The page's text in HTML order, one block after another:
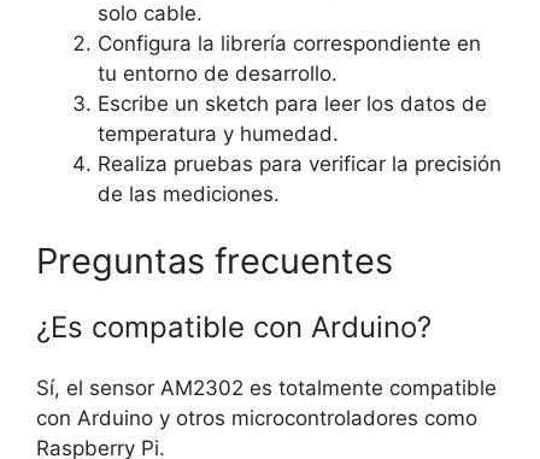
solo cable.
Configura la librería correspondiente en
tu entorno de desarrollo.
Escribe un sketch para leer los datos de
temperatura y humedad.
Realiza pruebas para verificar la precisión
de las mediciones.
Preguntas frecuentes
¿Es compatible con Arduino?
Sí, el sensor AM2302 es totalmente compatible
con Arduino y otros microcontroladores como
Raspberry Pi.